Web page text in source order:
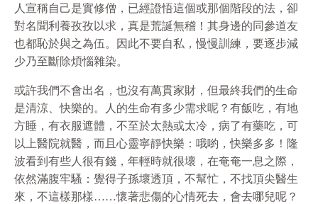
人宣稱自己是實修僧，已經證悟這個或那個階段的法，卻
對名聞利養孜孜以求，真是荒誕無稽！其身邊的同參道友
也都恥於與之為伍。因此不要自私，慢慢訓練，要逐步減
少乃至斷除煩惱雜染。
或許我們不會出名，也沒有萬貫家財，但最終我們的生命
是清涼、快樂的。人的生命有多少需求呢？有飯吃，有地
方睡，有衣服遮體，不至於太熱或太冷，病了有藥吃，可
以上醫院就醫，而且心靈寧靜快樂：哦喲，快樂多多！隆
波看到有些人很有錢，年輕時就很壞，在奄奄一息之際，
依然滿腹牢騷：覺得子孫壞透頂，不幫忙，不找頂尖醫生
來，不這樣那樣……懷著悲傷的心情死去，會去哪兒呢？